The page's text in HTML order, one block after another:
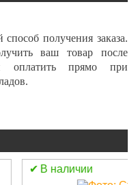
получения заказа.
ваш товар после
оплатить прямо при